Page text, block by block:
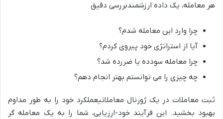
هر معامله، یک داده ارزشمندبررسی دقیق
چرا وارد این معامله شدم؟
آیا از استراتژی خود پیروی کردم؟
چرا معامله سودده یا ضررده شد؟
چه چیزی را می توانستم بهتر انجام دهم؟
ثبت معاملات در یک ژورنال معاملاتیعملکرد خود را به طور مداوم
بهبود بخشید. این فرآیند خود-ارزیابی، شما را به یک معامله گر